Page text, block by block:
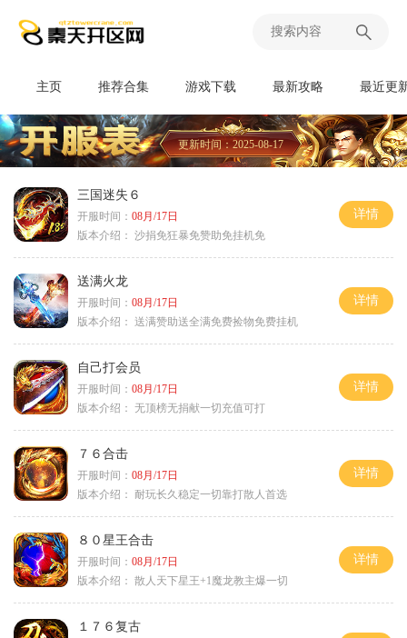
主页 推荐合集 游戏下载 最新攻略 最近更
更新时间：2025-08-17
三国迷失６
开服时间： 08月/17日
版本介绍： 沙捐免狂暴免赞助免挂机免
详情
送满火龙
开服时间： 08月/17日
版本介绍： 送满赞助送全满免费捡物免费挂机
详情
自己打会员
开服时间： 08月/17日
版本介绍： 无顶榜无捐献一切充值可打
详情
７６合击
开服时间： 08月/17日
版本介绍： 耐玩长久稳定一切靠打散人首选
详情
８０星王合击
开服时间： 08月/17日
版本介绍： 散人天下星王+1魔龙教主爆一切
详情
１７６复古